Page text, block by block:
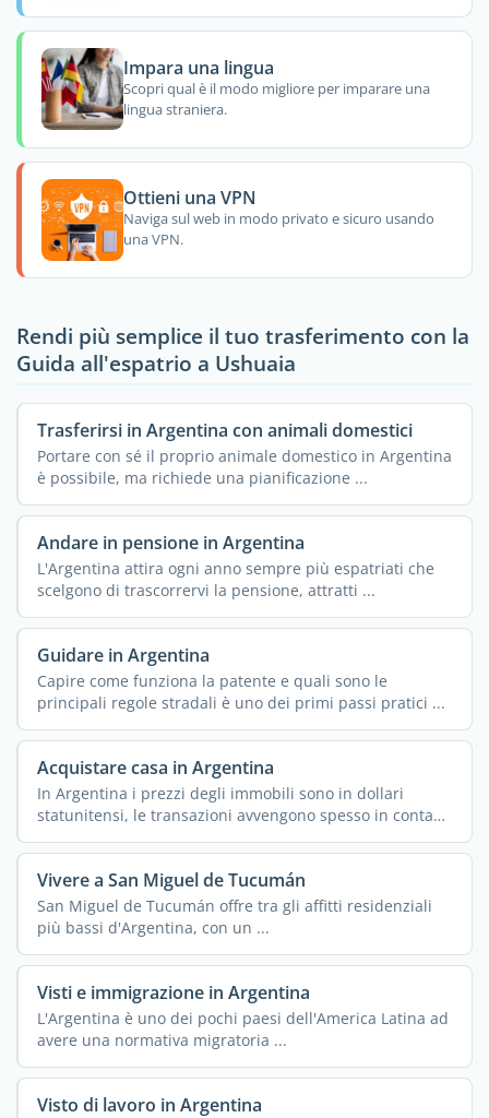
Impara una lingua
Scopri qual è il modo migliore per imparare una
lingua straniera.
Ottieni una VPN
Naviga sul web in modo privato e sicuro usando
una VPN.
Rendi più semplice il tuo trasferimento con la
Guida all'espatrio a Ushuaia
Trasferirsi in Argentina con animali domestici
Portare con sé il proprio animale domestico in Argentina
è possibile, ma richiede una pianificazione ...
Andare in pensione in Argentina
L'Argentina attira ogni anno sempre più espatriati che
scelgono di trascorrervi la pensione, attratti ...
Guidare in Argentina
Capire come funziona la patente e quali sono le
principali regole stradali è uno dei primi passi pratici ...
Acquistare casa in Argentina
In Argentina i prezzi degli immobili sono in dollari
statunitensi, le transazioni avvengono spesso in contanti
e ...
Vivere a San Miguel de Tucumán
San Miguel de Tucumán offre tra gli affitti residenziali
più bassi d'Argentina, con un ...
Visti e immigrazione in Argentina
L'Argentina è uno dei pochi paesi dell'America Latina ad
avere una normativa migratoria ...
Visto di lavoro in Argentina